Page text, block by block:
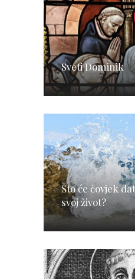
Sveti Dominik
Što će čovjek
svoj život?